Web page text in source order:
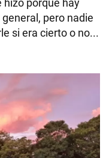
pero nadie
si era cierto o no...